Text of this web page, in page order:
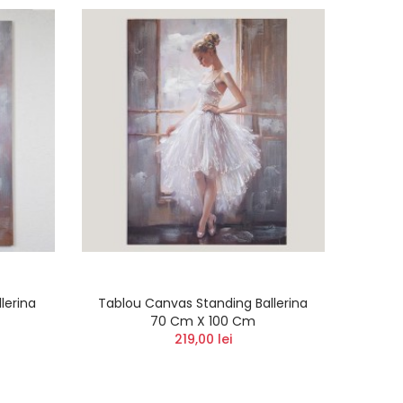
Tablou Canvas Standing Ballerina
70 Cm X 100 Cm
219,00 lei